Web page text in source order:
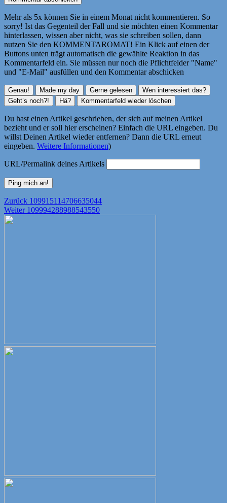
Mehr als 5x können Sie in einem Monat nicht kommentieren. So
sorry! Ist das Gegenteil der Fall und sie möchten einen Kommentar
hinterlassen, wissen aber nicht, was sie schreiben sollen, dann
nutzen Sie den KOMMENTAROMAT! Ein Klick auf einen der
Buttons unten trägt automatisch die gewählte Reaktion in das
Kommentarfeld ein. Sie müssen nur noch die Pflichtfelder "Name"
und "E-Mail" ausfüllen und den Kommentar abschicken
Du hast einen Artikel geschrieben, der sich auf meinen Artikel
bezieht und er soll hier erscheinen? Einfach die URL eingeben. Du
willst Deinen Artikel wieder entfernen? Dann die URL erneut
eingeben. Weitere Informationen)
URL/Permalink deines Artikels
Beitragsnavigation
Zurück Vorheriger
Beitrag:
109915114706635044
Weiter Nächster
109994288988543550